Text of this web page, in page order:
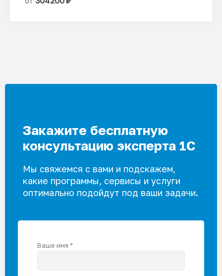
Закажите бесплатную
консультацию эксперта 1С
Мы свяжемся с вами и подскажем,
какие программы, сервисы и услуги
оптимально подойдут под ваши задачи.
Ваше имя *